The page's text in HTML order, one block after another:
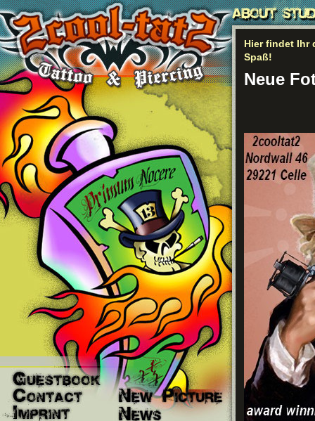
Hier findet Ihr
Spaß!
Neue